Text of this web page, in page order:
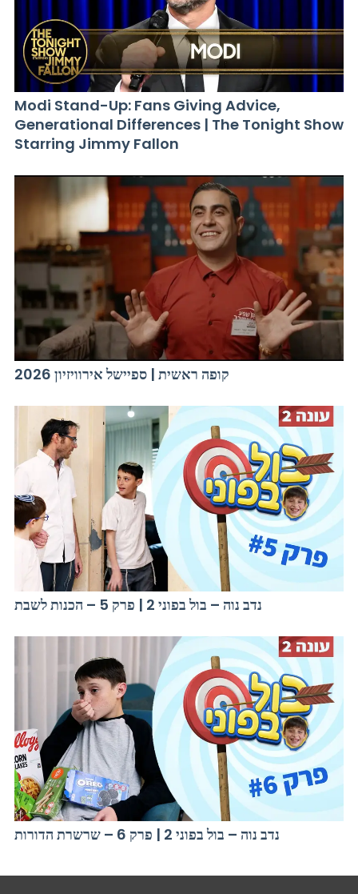
Modi Stand-Up: Fans Giving Advice,
Generational Differences | The Tonight Show
Starring Jimmy Fallon
קופה ראשית | ספיישל אירוויזיון 2026
נדב נוה – בול בפוני 2 | פרק 5 – הכנות לשבת
נדב נוה – בול בפוני 2 | פרק 6 – שרשרת הדורות